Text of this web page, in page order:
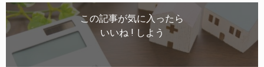
この記事が気に入ったら
いいね ! しよう